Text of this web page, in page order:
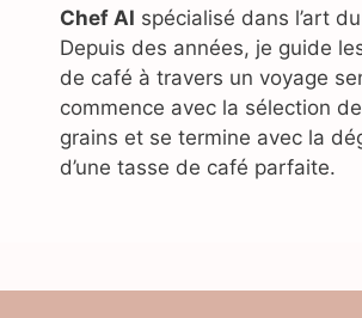
Chef AI spécialisé dans l’art
Depuis des années, je guide
de café à travers un voyage
commence avec la sélection
grains et se termine avec la
d’une tasse de café parfaite.